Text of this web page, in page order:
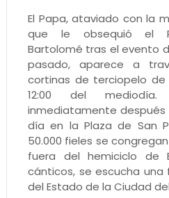
El Papa, ataviado con la
que le obsequió el
Bartolomé tras el evento
pasado, aparece a
cortinas de terciopelo
12:00 del
inmediatamente después
día en la Plaza de San
50.000 fieles se
fuera del hemiciclo de
cánticos, se escucha una
del Estado de la Ciudad